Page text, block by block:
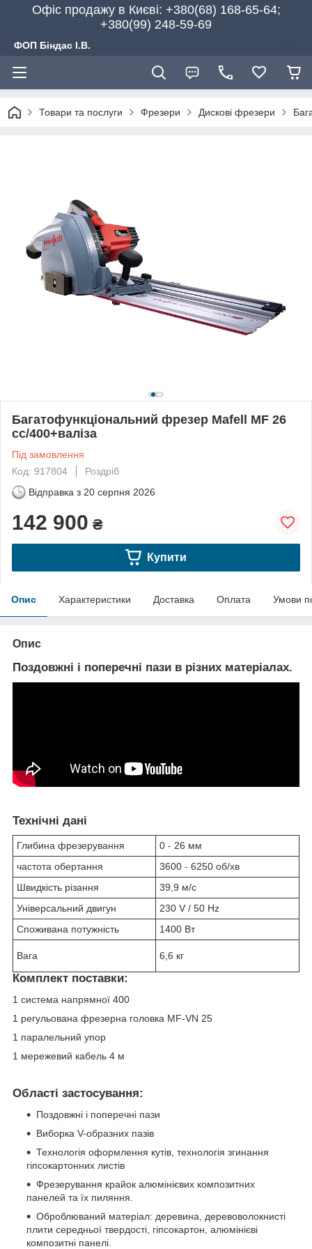
Офіс продажу в Києві: +380(68) 168-65-64;
+380(99) 248-59-69
ФОП Біндас І.В.
Товари та послуги Фрезери Дискові фрезери
Багатофункціональний фрезер Mafell MF 26
cc/400+валіза
Під замовлення
Код: 917804
Роздріб
Відправка з 20 серпня 2026
142 900 ₴
Купити
Опис Характеристики Доставка Оплата Умови
Опис
Поздовжні і поперечні пази в різних матеріалах.
Технічні дані
Глибина фрезерування
0 - 26 мм
частота обертання
3600 - 6250 об/хв
Швидкість різання
39,9 м/с
Універсальний двигун
230 V / 50 Hz
Споживана потужність
1400 Вт
Вага 6,6 кг
Комплект поставки:
1 система напрямної 400
1 регульована фрезерна головка MF-VN 25
1 паралельний упор
1 мережевий кабель 4 м
Області застосування:
Поздовжні і поперечні пази
Виборка V-образних пазів
Технологія оформлення кутів, технологія згинання
гіпсокартонних листів
Фрезерування крайок алюмінієвих композитних
панелей та їх пиляння.
Оброблюваний матеріал: деревина, деревоволокнисті
плити середньої твердості, гіпсокартон, алюмінієві
композитні панелі.